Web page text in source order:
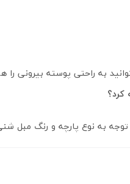
به راحتی پوسته
به نوع پارچه و رنگ مبل